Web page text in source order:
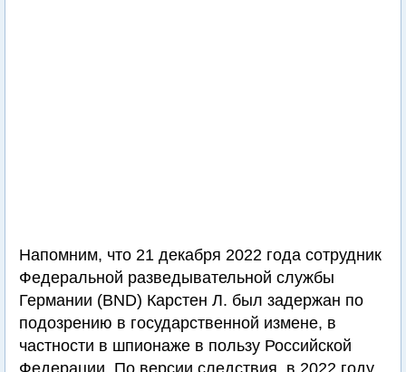
Напомним, что 21 декабря 2022 года сотрудник
Федеральной разведывательной службы
Германии (BND) Карстен Л. был задержан по
подозрению в государственной измене, в
частности в шпионаже в пользу Российской
Федерации. По версии следствия, в 2022 году